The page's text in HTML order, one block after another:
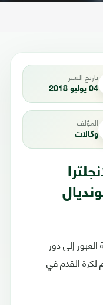
تاريخ النشر
04 يوليو 2018
المؤلف
وكالات
العبور إلى دور
لكرة القدم في